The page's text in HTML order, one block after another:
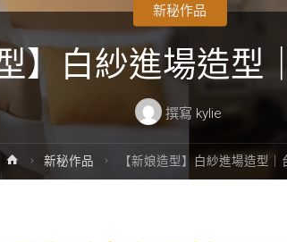
】白紗進場造型
撰寫 kylie
新秘作品
新秘作品 【新娘造型】白紗進場造型